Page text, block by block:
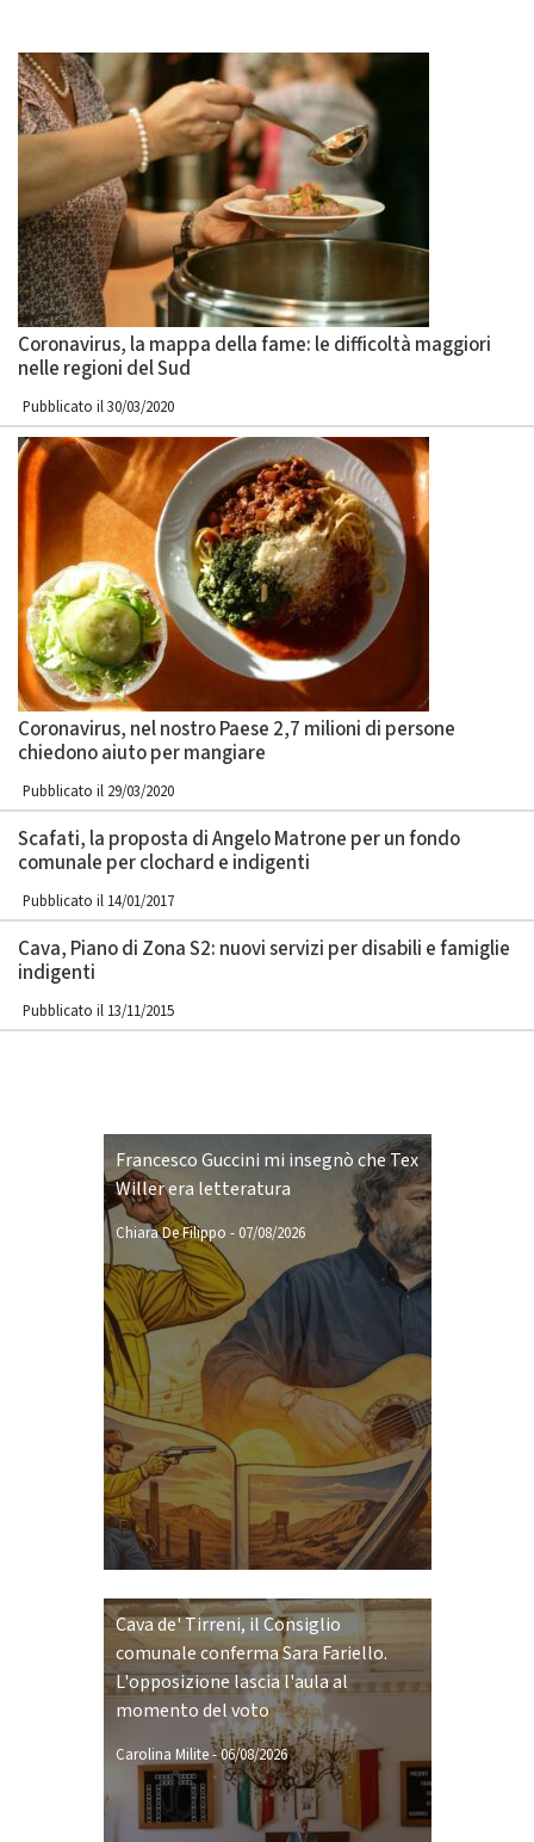
Coronavirus, la mappa della fame: le difficoltà maggiori
nelle regioni del Sud
Pubblicato il 30/03/2020
Coronavirus, nel nostro Paese 2,7 milioni di persone
chiedono aiuto per mangiare
Pubblicato il 29/03/2020
Scafati, la proposta di Angelo Matrone per un fondo
comunale per clochard e indigenti
Pubblicato il 14/01/2017
Cava, Piano di Zona S2: nuovi servizi per disabili e famiglie
indigenti
Pubblicato il 13/11/2015
Francesco Guccini mi insegnò che Tex
Willer era letteratura
Chiara De Filippo -07/08/2026
Cava de' Tirreni, il Consiglio
comunale conferma Sara Fariello.
L'opposizione lascia l'aula al
momento del voto
Carolina Milite-06/08/2026